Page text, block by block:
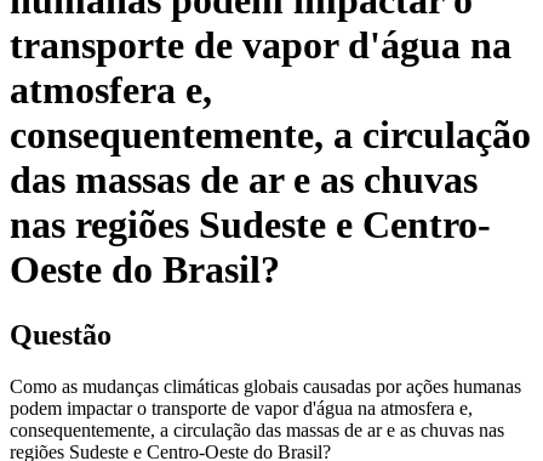
transporte de vapor d'água na
atmosfera e,
consequentemente, a circulação
das massas de ar e as chuvas
nas regiões Sudeste e Centro-
Oeste do Brasil?
Questão
Como as mudanças climáticas globais causadas por ações humanas
podem impactar o transporte de vapor d'água na atmosfera e,
consequentemente, a circulação das massas de ar e as chuvas nas
regiões Sudeste e Centro-Oeste do Brasil?